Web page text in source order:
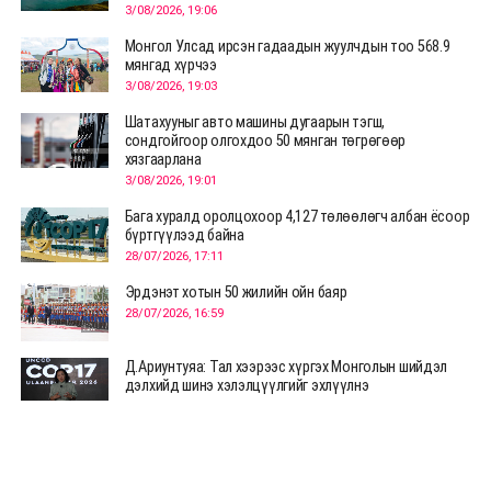
3/08/2026, 19:06
Монгол Улсад ирсэн гадаадын жуулчдын тоо 568.9
мянгад хүрчээ
3/08/2026, 19:03
Шатахууныг авто машины дугаарын тэгш,
сондгойгоор олгохдоо 50 мянган төгрөгөөр
хязгаарлана
3/08/2026, 19:01
Бага хуралд оролцохоор 4,127 төлөөлөгч албан ёсоор
бүртгүүлээд байна
28/07/2026, 17:11
Эрдэнэт хотын 50 жилийн ойн баяр
28/07/2026, 16:59
Д.Ариунтуяа: Тал хээрээс хүргэх Монголын шийдэл
дэлхийд шинэ хэлэлцүүлгийг эхлүүлнэ